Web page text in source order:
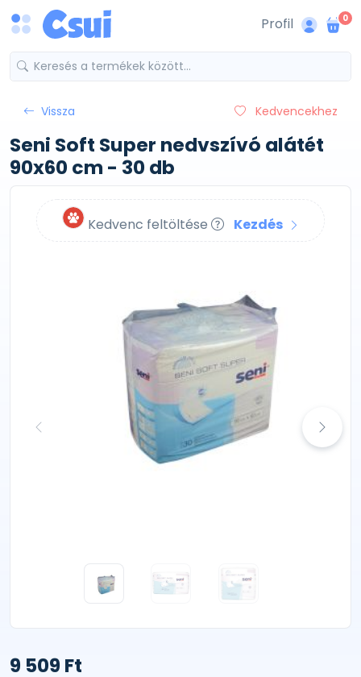
Profil 0
Vissza Kedvencekhez
Seni Soft Super nedvszívó alátét
90x60 cm - 30 db
Kedvenc feltöltése Kezdés
9 509 Ft